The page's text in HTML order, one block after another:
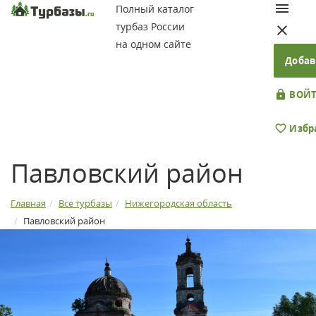
Полный каталог
турбаз России
на одном сайте
Павловский район
Главная Все турбазы
Нижегородская область
Павловский район